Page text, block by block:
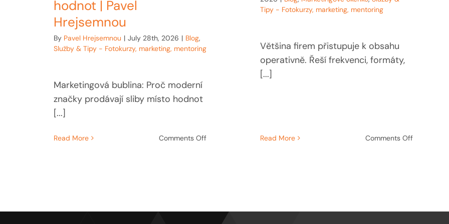
hodnot | Pavel
Hrejsemnou
By Pavel Hrejsemnou | July 28th, 2026 | Blog,
Služby & Tipy - Fotokurzy, marketing, mentoring
Marketingová bublina: Proč moderní
značky prodávají sliby místo hodnot
[...]
Read More Comments Offon
sliby
Tipy - Fotokurzy, marketing, mentoring
Většina firem přistupuje k obsahu
operativně. Řeší frekvenci, formáty,
[...]
Read More Comments Offon